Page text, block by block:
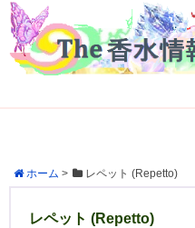
ホーム > レペット (Repetto)
レペット (Repetto)